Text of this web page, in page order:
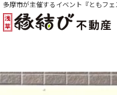
多摩市が主催するイベント『ともフェ